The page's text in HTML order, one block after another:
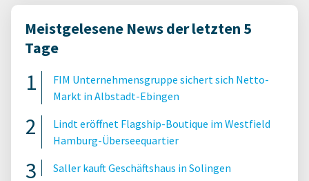
Meistgelesene News der letzten 5
Tage
FIM Unternehmensgruppe sichert sich Netto-
Markt in Albstadt-Ebingen
Lindt eröffnet Flagship-Boutique im Westfield
Hamburg-Überseequartier
Saller kauft Geschäftshaus in Solingen